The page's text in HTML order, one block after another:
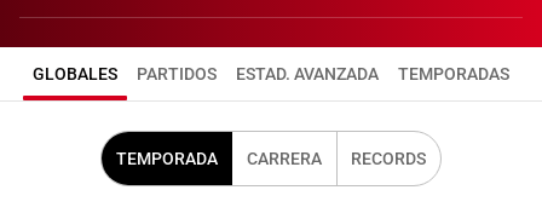
GLOBALES PARTIDOS ESTAD. AVANZADA TEMPORADAS
TEMPORADA CARRERA RECORDS